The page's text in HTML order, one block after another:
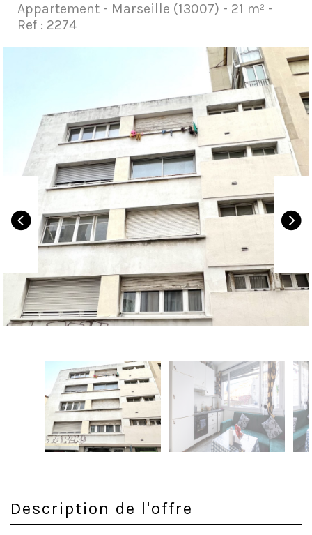
Appartement - Marseille (13007) - 21 m² -
Ref : 2274
Description de l'offre